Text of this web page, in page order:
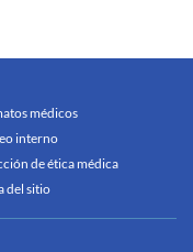
médicos
interno
de ética médica
del sitio